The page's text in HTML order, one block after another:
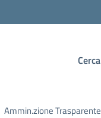
Cerca
Ammin.zione Trasparente